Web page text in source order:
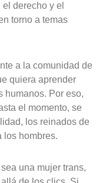
derecho y el
torno a temas
a la comunidad de
quiera aprender
humanos. Por eso,
el momento, se
los reinados de
los hombres.
una mujer trans,